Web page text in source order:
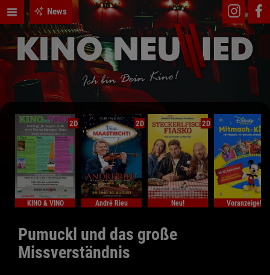
News
2D
KINO & VINO
2D
André Rieu
2D
Neu! Voranzeige!
Pumuckl und das große
Missverständnis